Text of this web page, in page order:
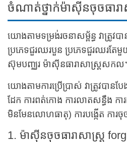
ចំណាត់ថ្នាក់ម៉ាស៊ីនចុចធារា
យោងតាមទម្រង់រចនាសម្ព័ន្ធ វាត្រូវប
ប្រភេទជួរឈរបួន ប្រភេទជួរឈរតែមួយ
ស៊ុមបញ្ឈរ ម៉ាស៊ីនធារាសាស្ត្រសក
យោងតាមការប្រើប្រាស់ វាត្រូវបានប
ដែក ការពត់កោង ការលាតសន្ធឹង កា
មិនមែនលោហធាតុ) ការបង្កើត ការ
1. ម៉ាស៊ីនចុចធារាសាស្ត្រ